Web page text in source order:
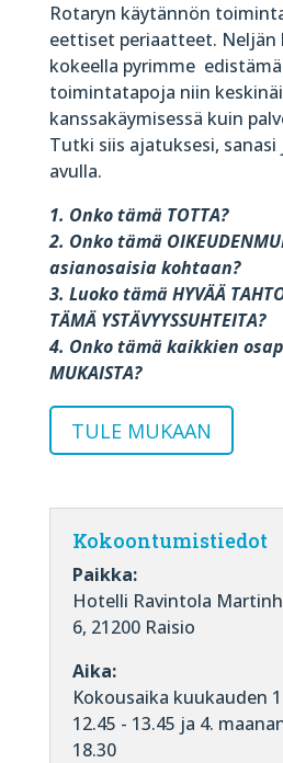
Rotaryn käytännön
eettiset periaatteet. Neljän
kokeella pyrimme
toimintatapoja niin
kanssakäymisessä kuin
Tutki siis ajatuksesi,
avulla.
1. Onko tämä TOTTA?
2. Onko tämä
asianosaisia kohtaan?
3. Luoko tämä HYVÄÄ
TÄMÄ YSTÄVYYSSUHTEITA?
4. Onko tämä kaikkien
MUKAISTA?
TULE MUKAAN
Kokoontumistiedot
Paikka:
Hotelli Ravintola
6, 21200 Raisio
Aika:
Kokousaika kuukauden
12.45 - 13.45 ja 4.
18.30